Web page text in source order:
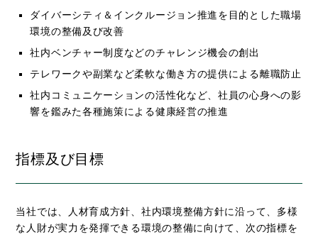
ダイバーシティ＆インクルージョン推進を目的とした職場
環境の整備及び改善
社内ベンチャー制度などのチャレンジ機会の創出
テレワークや副業など柔軟な働き方の提供による離職防止
社内コミュニケーションの活性化など、社員の心身への影
響を鑑みた各種施策による健康経営の推進
指標及び目標
当社では、人材育成方針、社内環境整備方針に沿って、多様
な人財が実力を発揮できる環境の整備に向けて、次の指標を